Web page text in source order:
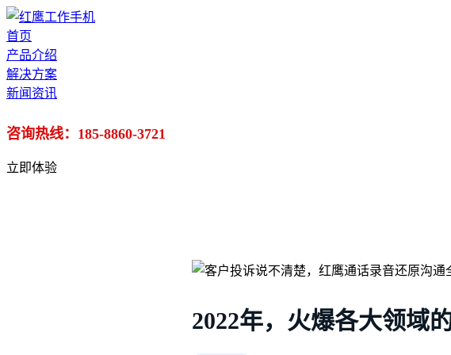
首页
产品介绍
解决方案
新闻资讯
咨询热线：185-8860-3721
立即体验
2022年，火爆各大领域